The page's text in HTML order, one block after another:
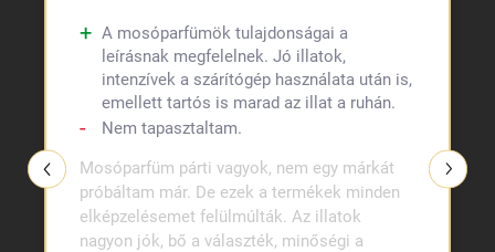
A mosóparfümök tulajdonságai a
leírásnak megfelelnek. Jó illatok,
intenzívek a szárítógép használata után is,
emellett tartós is marad az illat a ruhán.
Nem tapasztaltam.
Mosóparfüm párti vagyok, nem egy márkát
próbáltam már. De ezek a termékek minden
elképzelésemet felülmúlták. Az illatok
nagyon jók, bő a választék, minőségi a